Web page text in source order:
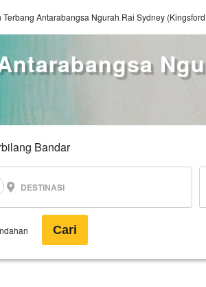
Terbang Antarabangsa Ngurah Rai Sydney
Bandar
DESTINASI
Cari